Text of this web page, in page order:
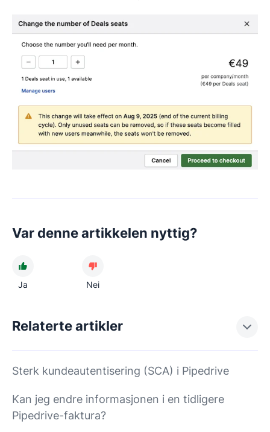
Var denne artikkelen nyttig?
Ja Nei
Relaterte artikler
Sterk kundeautentisering (SCA) i Pipedrive
Kan jeg endre informasjonen i en tidligere
Pipedrive-faktura?